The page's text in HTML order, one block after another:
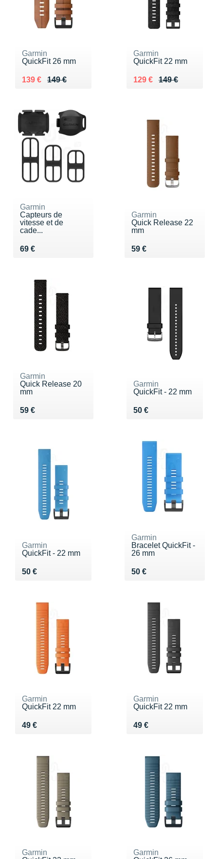
Garmin
QuickFit 26 mm
149 €
Au lieu de 149 €
139 €
Vendu 139 €
Garmin
QuickFit 22 mm
149 €
Au lieu de 149 €
129 €
Vendu 129 €
Garmin
Capteurs de
vitesse et de
cade...
69 €
Vendu 69 €
Garmin
Quick Release 22
mm
59 €
Vendu 59 €
Garmin
Quick Release 20
mm
59 €
Vendu 59 €
Garmin
QuickFit - 22 mm
50 €
Vendu 50 €
Garmin
QuickFit - 22 mm
50 €
Vendu 50 €
Garmin
Bracelet QuickFit -
26 mm
50 €
Vendu 50 €
Garmin
QuickFit 22 mm
49 €
Vendu 49 €
Garmin
QuickFit 22 mm
49 €
Vendu 49 €
Garmin
Garmin